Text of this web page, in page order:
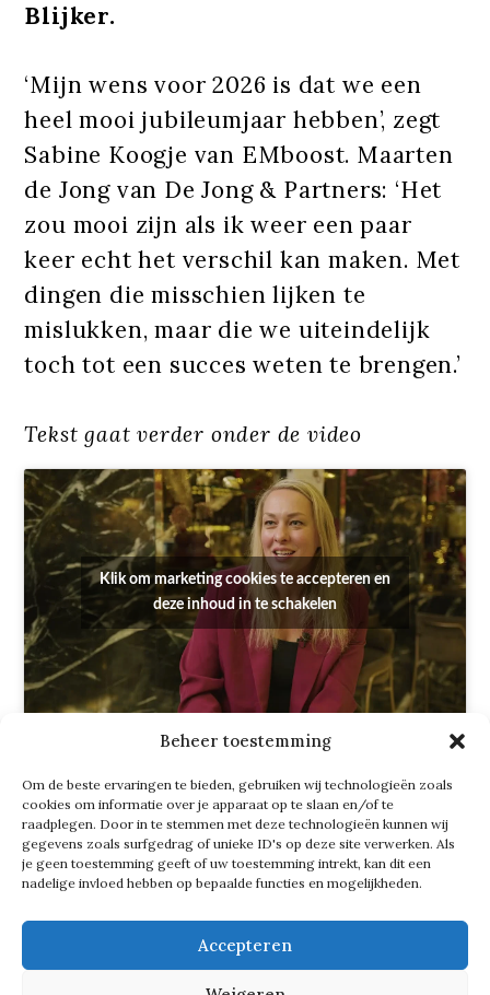
Beheer toestemming
Om de beste ervaringen te bieden, gebruiken wij technologieën zoals
cookies om informatie over je apparaat op te slaan en/of te
raadplegen. Door in te stemmen met deze technologieën kunnen wij
gegevens zoals surfgedrag of unieke ID's op deze site verwerken. Als
je geen toestemming geeft of uw toestemming intrekt, kan dit een
nadelige invloed hebben op bepaalde functies en mogelijkheden.
Accepteren
Blijker.
‘Mijn wens voor 2026 is dat we een
heel mooi jubileumjaar hebben’, zegt
Sabine Koogje van EMboost. Maarten
de Jong van De Jong & Partners: ‘Het
zou mooi zijn als ik weer een paar
keer echt het verschil kan maken. Met
dingen die misschien lijken te
mislukken, maar die we uiteindelijk
toch tot een succes weten te brengen.’
Tekst gaat verder onder de video
Klik om marketing cookies te accepteren en
deze inhoud in te schakelen
Liever voor elkaar
Frank Laurentius van VINVIN Wines
en Consensus Group heeft een andere
elkaar worden. Ik vind dat de wereld
erg onrustig is.’